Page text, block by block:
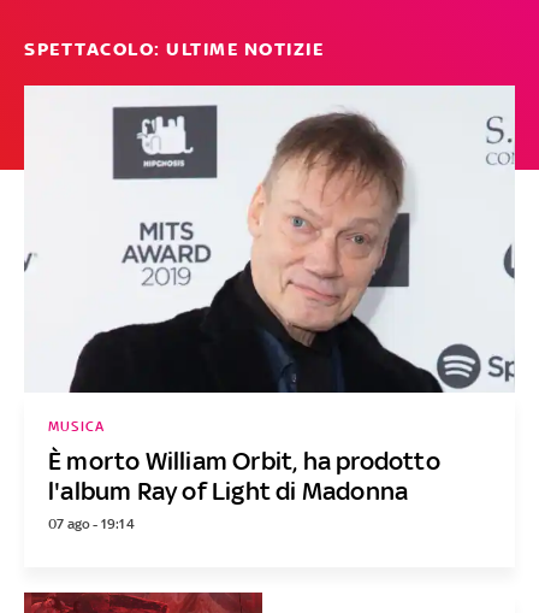
SPETTACOLO: ULTIME NOTIZIE
È morto William Orbit, ha prodotto
l'album Ray of Light di Madonna
MUSICA
07 ago - 19:14